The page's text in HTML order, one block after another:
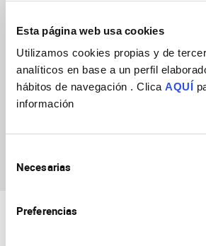
Esta página web usa cookies
Utilizamos cookies propias y de
analíticos en base a un perfil
hábitos de navegación . Clica AQUÍ
información
Necesarias
Preferencias
Noelia Navarro